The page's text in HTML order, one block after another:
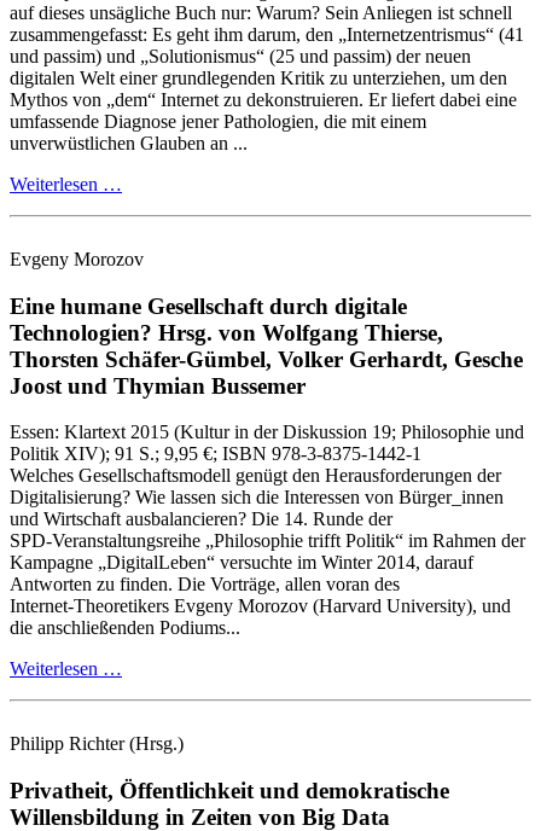
auf dieses unsägliche Buch nur: Warum? Sein Anliegen ist schnell
zusammengefasst: Es geht ihm darum, den „Internetzentrismus“ (41
und passim) und „Solutionismus“ (25 und passim) der neuen
digitalen Welt einer grundlegenden Kritik zu unterziehen, um den
Mythos von „dem“ Internet zu dekonstruieren. Er liefert dabei eine
umfassende Diagnose jener Pathologien, die mit einem
unverwüstlichen Glauben an ...
Weiterlesen …
Evgeny Morozov
Eine humane Gesellschaft durch digitale
Technologien? Hrsg. von Wolfgang Thierse,
Thorsten Schäfer-Gümbel, Volker Gerhardt, Gesche
Joost und Thymian Bussemer
Essen: Klartext 2015 (Kultur in der Diskussion 19; Philosophie und
Politik XIV); 91 S.; 9,95 €; ISBN 978-3-8375-1442-1
Welches Gesellschaftsmodell genügt den Herausforderungen der
Digitalisierung? Wie lassen sich die Interessen von Bürger_innen
und Wirtschaft ausbalancieren? Die 14. Runde der
SPD‑Veranstaltungsreihe „Philosophie trifft Politik“ im Rahmen der
Kampagne „DigitalLeben“ versuchte im Winter 2014, darauf
Antworten zu finden. Die Vorträge, allen voran des
Internet‑Theoretikers Evgeny Morozov (Harvard University), und
die anschließenden Podiums...
Weiterlesen …
Philipp Richter(Hrsg.)
Privatheit, Öffentlichkeit und demokratische
Willensbildung in Zeiten von Big Data